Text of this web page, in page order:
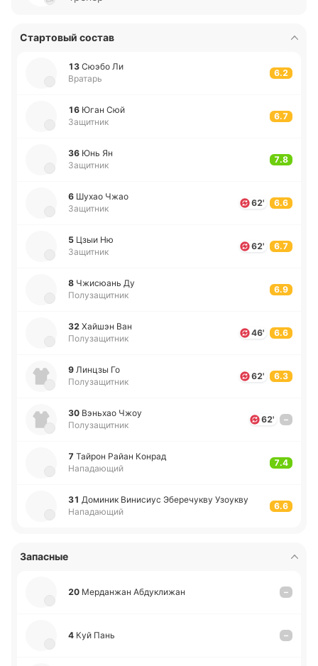
Стартовый состав
13 Сюэбо Ли
Вратарь
6.2
16 Юган Сюй
Защитник
6.7
36 Юнь Ян
Защитник
7.8
6 Шухао Чжао
Защитник
62' 6.6
5 Цзыи Ню
Защитник
62' 6.7
8 Чжи­сюань Ду
Полузащитник
6.9
32 Хайшэн Ван
Полузащитник
46' 6.6
9 Линцзы Го
Полузащитник
62' 6.3
30 Вэ­ньхао Чжоу
Полузащитник
62' –
7 Тайрон Райан Конрад
Нападающий
7.4
31 До­ми­ник Ви­ни­сиус Эбе­ре­чу­кву Узоу­кву
Нападающий
6.6
Запасные
20 Ме­рда­нжан Абду­кли­жан –
4 Куй Пань –